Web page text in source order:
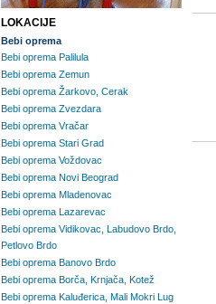
LOKACIJE
Bebi oprema
Bebi oprema Palilula
Bebi oprema Zemun
Bebi oprema Žarkovo, Cerak
Bebi oprema Zvezdara
Bebi oprema Vračar
Bebi oprema Stari Grad
Bebi oprema Voždovac
Bebi oprema Novi Beograd
Bebi oprema Mladenovac
Bebi oprema Lazarevac
Bebi oprema Vidikovac, Labudovo Brdo,
Petlovo Brdo
Bebi oprema Banovo Brdo
Bebi oprema Borča, Krnjača, Kotež
Bebi oprema Kaluđerica, Mali Mokri Lug